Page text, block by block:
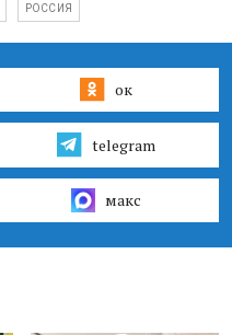
РОССИЯ
ок
telegram
макс